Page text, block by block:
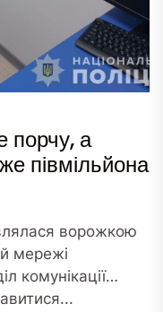
порчу, а
півмільйона
ворожкою
мережі
комунікації